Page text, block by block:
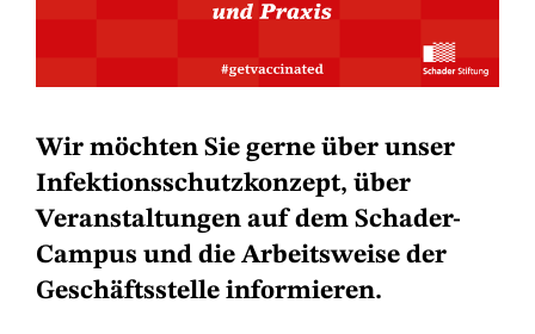
Wir möchten Sie gerne über unser
Infektionsschutzkonzept, über
Veranstaltungen auf dem Schader-
Campus und die Arbeitsweise der
Geschäftsstelle informieren.